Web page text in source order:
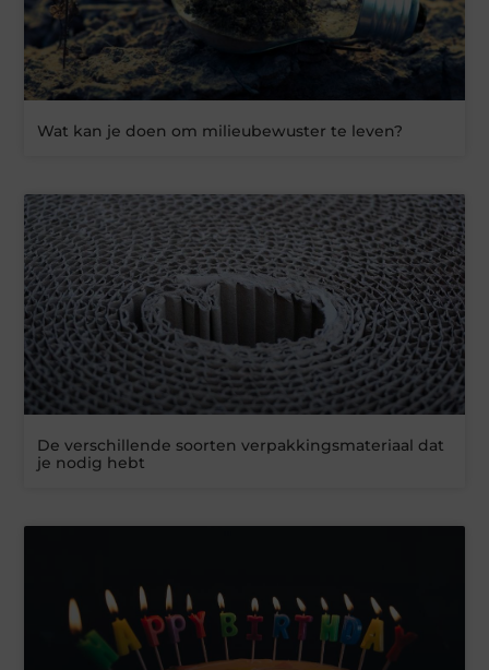
Wat kan je doen om milieubewuster te leven?
De verschillende soorten verpakkingsmateriaal dat
je nodig hebt